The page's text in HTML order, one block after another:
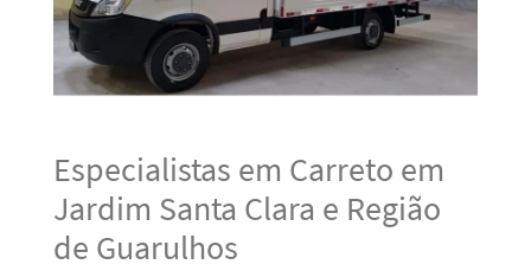
Especialistas em Carreto em
Jardim Santa Clara e Região
de Guarulhos